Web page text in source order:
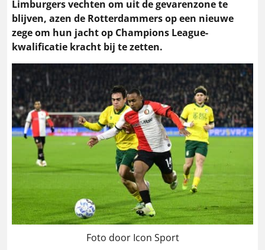
Limburgers vechten om uit de gevarenzone te
blijven, azen de Rotterdammers op een nieuwe
zege om hun jacht op Champions League-
kwalificatie kracht bij te zetten.
Foto door Icon Sport